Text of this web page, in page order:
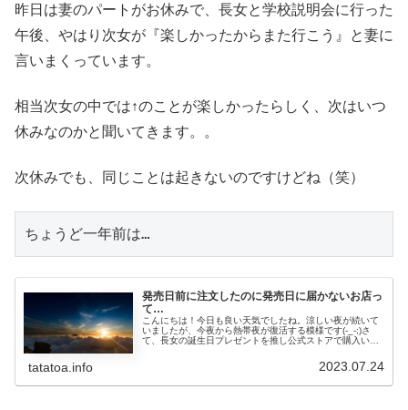
昨日は妻のパートがお休みで、長女と学校説明会に行った
午後、やはり次女が『楽しかったからまた行こう』と妻に
言いまくっています。
相当次女の中では↑のことが楽しかったらしく、次はいつ
休みなのかと聞いてきます。。
次休みでも、同じことは起きないのですけどね（笑）
ちょうど一年前は…
発売日前に注文したのに発売日に届かないお店っ
て…
こんにちは！今日も良い天気でしたね。涼しい夜が続いて
いましたが、今夜から熱帯夜が復活する模様です(-_-;)さ
て、長女の誕生日プレゼントを推し公式ストアで購入いた
tatatoa.info 2023.07.24